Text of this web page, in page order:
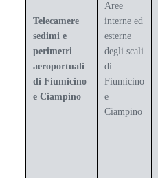
Telecamere
sedimi e
perimetri
aeroportuali
di Fiumicino
e Ciampino
Aree
interne ed
esterne
degli scali
di
Fiumicino
e
Ciampino